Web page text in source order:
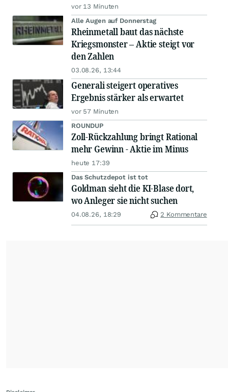
vor 13 Minuten
Alle Augen auf Donnerstag
Rheinmetall baut das nächste
Kriegsmonster – Aktie steigt vor
den Zahlen
03.08.26, 13:44
Generali steigert operatives
Ergebnis stärker als erwartet
vor 57 Minuten
ROUNDUP
Zoll-Rückzahlung bringt Rational
mehr Gewinn - Aktie im Minus
heute 17:39
Das Schutzdepot ist tot
Goldman sieht die KI-Blase dort,
wo Anleger sie nicht suchen
04.08.26, 18:29 2 Kommentare